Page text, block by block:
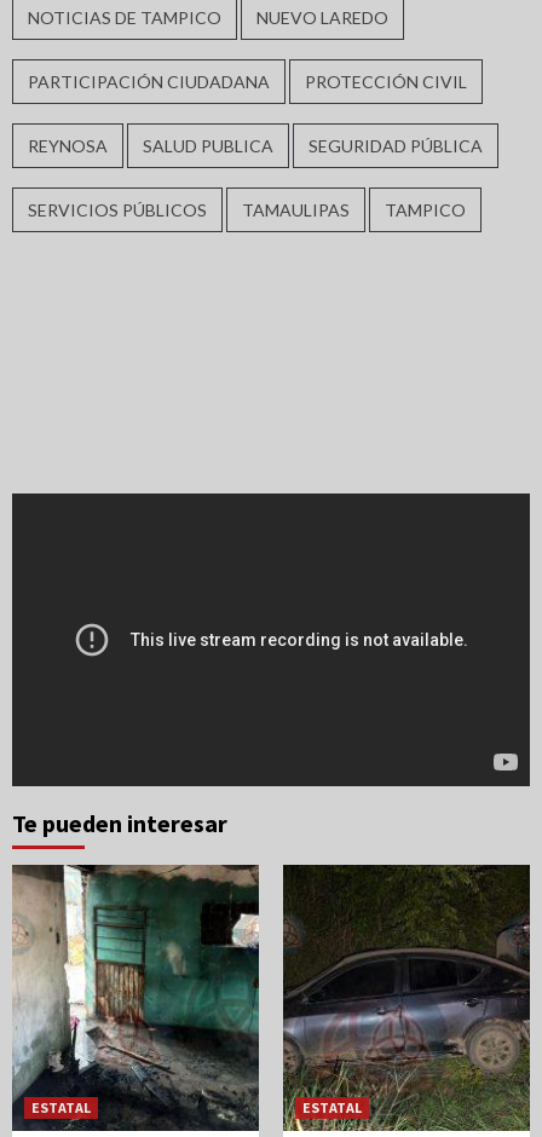
NOTICIAS DE TAMPICO NUEVO LAREDO
PARTICIPACIÓN CIUDADANA PROTECCIÓN CIVIL
REYNOSA SALUD PUBLICA SEGURIDAD PÚBLICA
SERVICIOS PÚBLICOS TAMAULIPAS TAMPICO
Te pueden interesar
ESTATAL ESTATAL